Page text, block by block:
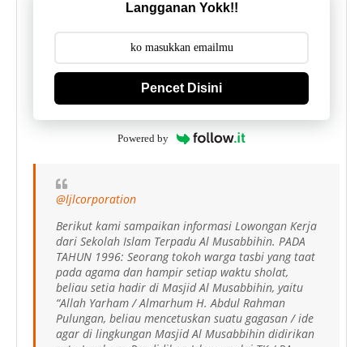
Langganan Yokk!!
Pencet Disini
Powered by
@ljlcorporation
Berikut kami sampaikan informasi Lowongan Kerja
dari Sekolah Islam Terpadu Al Musabbihin. PADA
TAHUN 1996: Seorang tokoh warga tasbi yang taat
pada agama dan hampir setiap waktu sholat,
beliau setia hadir di Masjid Al Musabbihin, yaitu
“Allah Yarham / Almarhum H. Abdul Rahman
Pulungan, beliau mencetuskan suatu gagasan / ide
agar di lingkungan Masjid Al Musabbihin didirikan